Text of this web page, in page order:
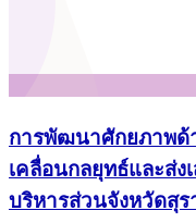
การพัฒนาศักยภาพด้
เคลื่อนกลยุทธ์และส่ง
บริหารส่วนจังหวัดสุ